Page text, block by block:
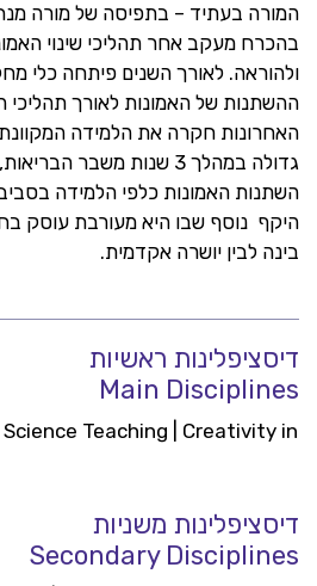
המורה בעתיד – בתפיסה של מורה
בהכרח מעקב אחר תהליכי שינוי
ולהוראה. לאורך השנים פיתחה כלי
ההשתנות של האמונות לאורך
האחרונות חקרה את הלמידה
גדולה במהלך 3 שנות משבר
השתנות האמונות כלפי הלמידה
היקף נוסף שבו היא מעורבת עוסק
בינה לבין יושרה אקדמית.
דיסציפלינות ראשיות
Main Disciplines
Teaching | Creativity in
דיסציפלינות משניות
Secondary Disciplines